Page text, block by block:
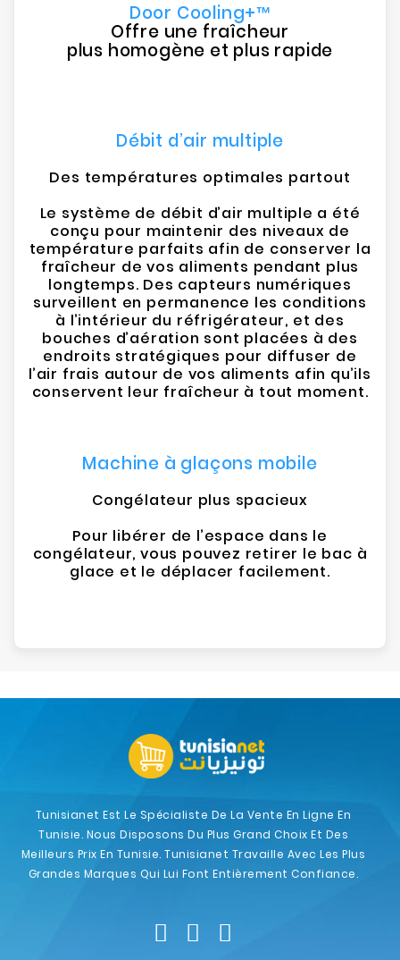
Door Cooling+™
Offre une fraîcheur
plus homogène et plus rapide
Débit d’air multiple
Des températures optimales partout
Le système de débit d’air multiple a été
conçu pour maintenir des niveaux de
température parfaits afin de conserver la
fraîcheur de vos aliments pendant plus
longtemps. Des capteurs numériques
surveillent en permanence les conditions
à l’intérieur du réfrigérateur, et des
bouches d’aération sont placées à des
endroits stratégiques pour diffuser de
l’air frais autour de vos aliments afin qu’ils
conservent leur fraîcheur à tout moment.
Machine à glaçons mobile
Congélateur plus spacieux
Pour libérer de l’espace dans le
congélateur, vous pouvez retirer le bac à
glace et le déplacer facilement.
Tunisianet Est Le Spécialiste De La Vente En Ligne En
Tunisie. Nous Disposons Du Plus Grand Choix Et Des
Meilleurs Prix En Tunisie. Tunisianet Travaille Avec Les Plus
Grandes Marques Qui Lui Font Entièrement Confiance.